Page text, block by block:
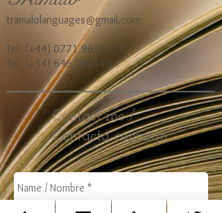
tramalolanguages@gmail.com
Tel: (+44) 0771 9635538
Tel: (+34) 646 002556
Contact me /
Contacta conmigo